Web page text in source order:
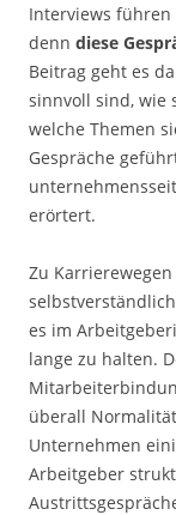
Interviews führen
denn diese
Beitrag geht es
sinnvoll sind, wie
welche Themen
Gespräche
erörtert.
Zu
es im
lange zu halten.
überall
Unternehmen
Arbeitgeber